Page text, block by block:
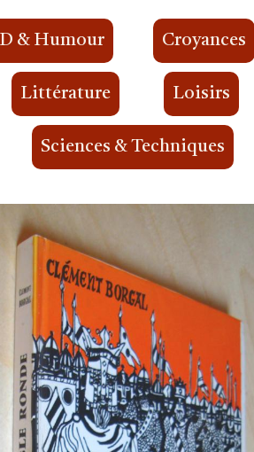
& Humour Croyances
Littérature Loisirs
Sciences & Techniques